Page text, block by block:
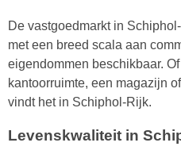
De vastgoedmarkt in
met een breed scala aan
eigendommen beschikbaar.
kantoorruimte, een magazijn
vindt het in Schiphol-Rijk.
Levenskwaliteit in